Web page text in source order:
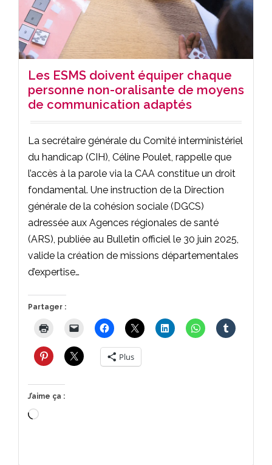
Les ESMS doivent équiper chaque
personne non-oralisante de moyens
de communication adaptés
La secrétaire générale du Comité interministériel
du handicap (CIH), Céline Poulet, rappelle que
l’accès à la parole via la CAA constitue un droit
fondamental. Une instruction de la Direction
générale de la cohésion sociale (DGCS)
adressée aux Agences régionales de santé
(ARS), publiée au Bulletin officiel le 30 juin 2025,
valide la création de missions départementales
d’expertise…
Partager :
Plus
J’aime ça :
Chargement…